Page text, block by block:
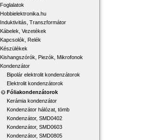
Foglalatok
Hobbielektronika.hu
Induktivitás, Transzformátor
Kábelek, Vezetékek
Kapcsolók, Relék
Készülékek
Kishangszórók, Piezók, Mikrofonok
Kondenzátor
Bipolár elektrolit kondenzátorok
Elektrolit kondenzátorok
Fóliakondenzátorok
Kerámia kondenzátor
Kondenzátor hálózat, tömb
Kondenzátor, SMD0402
Kondenzátor, SMD0603
Kondenzátor, SMD0805